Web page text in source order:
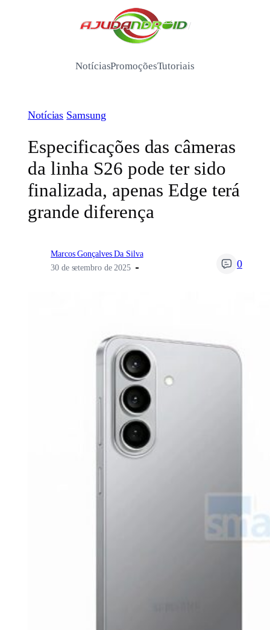
/
NotíciasPromoçõesTutoriais
Notícias Samsung
Especificações das câmeras
da linha S26 pode ter sido
finalizada, apenas Edge terá
grande diferença
Marcos Gonçalves Da Silva
30 de setembro de 2025
0